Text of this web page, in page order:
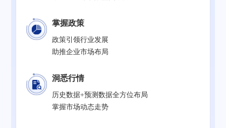
掌握政策
政策引领行业发展
助推企业市场布局
洞悉行情
历史数据+预测数据全方位布局
掌握市场动态走势